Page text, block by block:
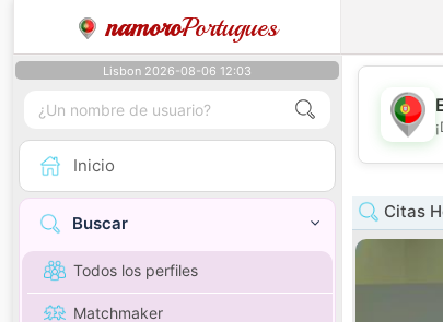
namoroPortugues
Lisbon 2026-08-06 12:03
Inicio
Buscar
Todos los perfiles
Matchmaker
Citas